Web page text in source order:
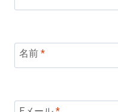
名前 *